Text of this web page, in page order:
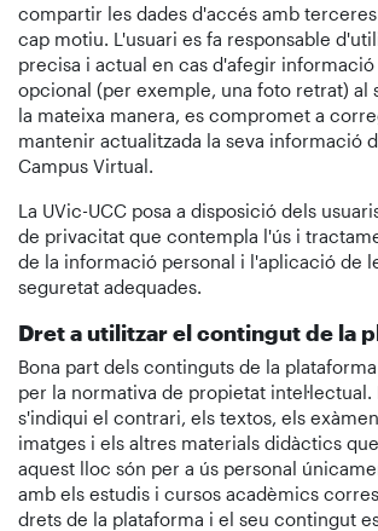
compartir les dades d'accés amb
cap motiu. L'usuari es fa responsable
precisa i actual en cas d'afegir informació
opcional (per exemple, una foto retrat) al
la mateixa manera, es compromet a
mantenir actualitzada la seva informació
Campus Virtual.
La UVic-UCC posa a disposició dels
de privacitat que contempla l'ús i
de la informació personal i l'aplicació de
seguretat adequades.
Dret a utilitzar el contingut de la
Bona part dels continguts de la
per la normativa de propietat intel·lectual.
s'indiqui el contrari, els textos, els
imatges i els altres materials didàctics
aquest lloc són per a ús personal
amb els estudis i cursos acadèmics
drets de la plataforma i el seu contingut